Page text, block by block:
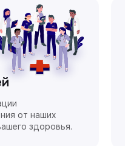
от наших
здоровья.